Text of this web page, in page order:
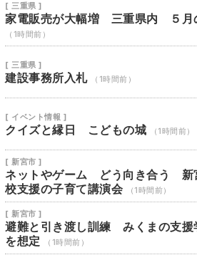
[ 三重県 ]
家電販売が大幅増 三重県内 ５月
（1時間前）
[ 三重県 ]
建設事務所入札 （1時間前）
[ イベント情報 ]
クイズと縁日 こどもの城 （1時間前）
[ 新宮市 ]
ネットやゲーム どう向き合う
校支援の子育て講演会
（1時間前）
[ 新宮市 ]
避難と引き渡し訓練 みくまの支
を想定
（1時間前）